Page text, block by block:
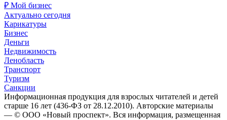
₽ Мой бизнес
Актуально сегодня
Карикатуры
Бизнес
Деньги
Недвижимость
Ленобласть
Транспорт
Туризм
Санкции
Информационная продукция для взрослых читателей и детей
старше 16 лет (436-ФЗ от 28.12.2010). Авторские материалы
— © ООО «Новый проспект». Вся информация, размещенная